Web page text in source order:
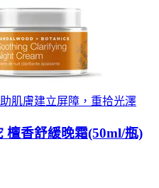
肌膚建立屏障，重拾光澤
檀香舒緩晚霜(50ml/瓶)